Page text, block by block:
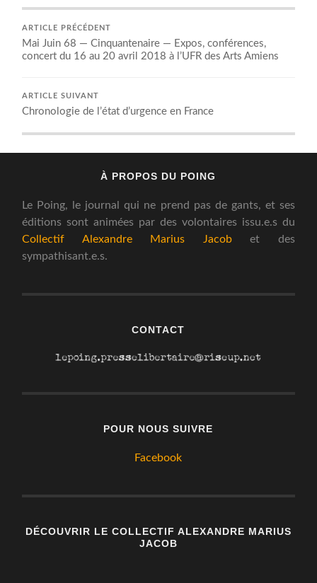
ARTICLE PRÉCÉDENT
Mai Juin 68 — Cinquantenaire — Expos, conférences,
concert du 16 au 20 avril 2018 à l’UFR des Arts Amiens
ARTICLE SUIVANT
Chronologie de l’état d’urgence en France
À PROPOS DU POING
Le Poing, le journal qui ne prend pas de gants, et ses
éditions sont animées par des volontaires issu.e.s du
Collectif Alexandre Marius Jacobet des
sympathisant.e.s.
CONTACT
POUR NOUS SUIVRE
Facebook
DÉCOUVRIR LE COLLECTIF ALEXANDRE MARIUS
JACOB